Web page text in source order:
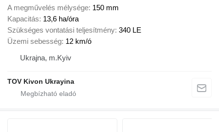
A megművelés mélysége 150 mm
Kapacitás 13,6 ha/óra
Szükséges vontatási teljesítmény 340 LE
Üzemi sebesség 12 km/ó
Ukrajna, m.Kyiv
TOV Kivon Ukrayina